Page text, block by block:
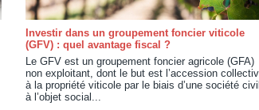
Investir dans un groupement foncier viticole
(GFV) : quel avantage fiscal ?
Le GFV est un groupement foncier agricole (GFA)
non exploitant, dont le but est l’accession
à la propriété viticole par le biais d’une société
à l’objet social...